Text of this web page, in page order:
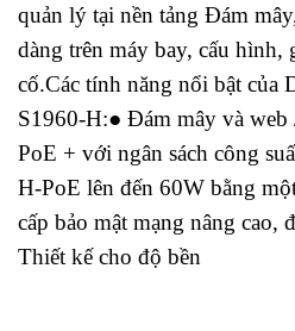
quản lý tại nền tảng Đám
dàng trên máy bay, cấu hình,
cố.Các tính năng nổi bật của
S1960-H:● Đám mây và
PoE + với ngân sách công
H-PoE lên đến 60W bằng
cấp bảo mật mạng nâng cao,
Thiết kế cho độ bền